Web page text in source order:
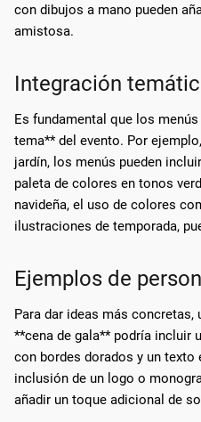
con dibujos a mano pueden
amistosa.
Integración
Es fundamental que los
tema** del evento. Por
jardín, los menús pueden
paleta de colores en tonos
navideña, el uso de colores
ilustraciones de temporada,
Ejemplos de
Para dar ideas más concretas,
**cena de gala** podría incluir
con bordes dorados y un texto
inclusión de un logo o
añadir un toque adicional de